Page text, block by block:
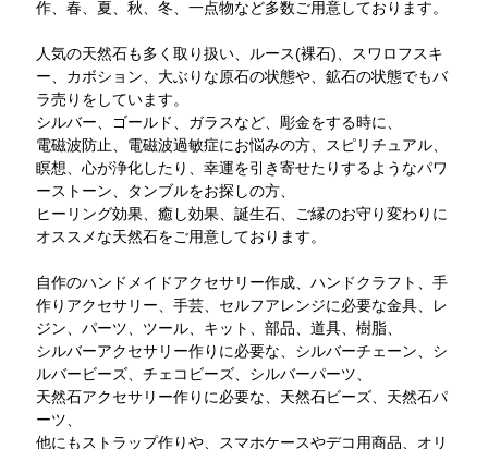
作、春、夏、秋、冬、一点物など多数ご用意しております。
人気の天然石も多く取り扱い、ルース(裸石)、スワロフスキ
ー、カボション、大ぶりな原石の状態や、鉱石の状態でもバ
ラ売りをしています。
シルバー、ゴールド、ガラスなど、彫金をする時に、
電磁波防止、電磁波過敏症にお悩みの方、スピリチュアル、
瞑想、心が浄化したり、幸運を引き寄せたりするようなパワ
ーストーン、タンブルをお探しの方、
ヒーリング効果、癒し効果、誕生石、ご縁のお守り変わりに
オススメな天然石をご用意しております。
自作のハンドメイドアクセサリー作成、ハンドクラフト、手
作りアクセサリー、手芸、セルフアレンジに必要な金具、レ
ジン、パーツ、ツール、キット、部品、道具、樹脂、
シルバーアクセサリー作りに必要な、シルバーチェーン、シ
ルバービーズ、チェコビーズ、シルバーパーツ、
天然石アクセサリー作りに必要な、天然石ビーズ、天然石パ
ーツ、
他にもストラップ作りや、スマホケースやデコ用商品、オリ